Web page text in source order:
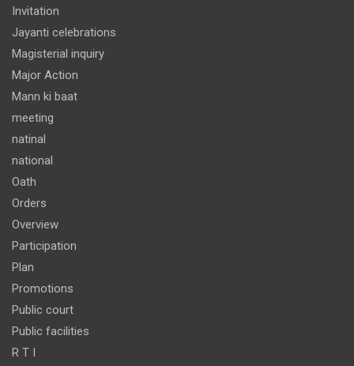
Invitation
Jayanti celebrations
Magisterial inquiry
Major Action
Mann ki baat
meeting
natinal
national
Oath
Orders
Overview
Participation
Plan
Promotions
Public court
Public facilities
R T I